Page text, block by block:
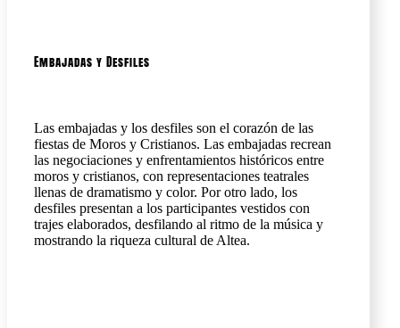
Embajadas y Desfiles
Las embajadas y los desfiles son el corazón de las
fiestas de Moros y Cristianos. Las embajadas recrean
las negociaciones y enfrentamientos históricos entre
moros y cristianos, con representaciones teatrales
llenas de dramatismo y color. Por otro lado, los
desfiles presentan a los participantes vestidos con
trajes elaborados, desfilando al ritmo de la música y
mostrando la riqueza cultural de Altea.